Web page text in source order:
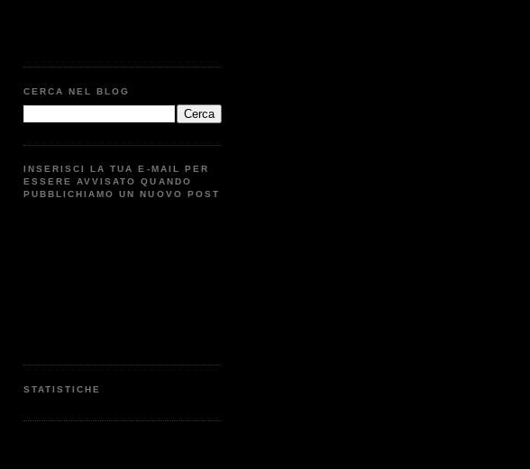
CERCA NEL BLOG
INSERISCI LA TUA E-MAIL PER
ESSERE AVVISATO QUANDO
PUBBLICHIAMO UN NUOVO POST
STATISTICHE